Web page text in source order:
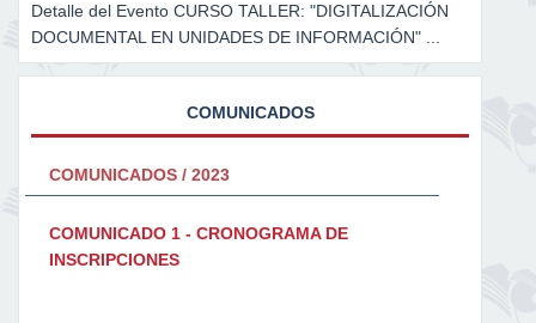
Detalle del Evento CURSO TALLER: "DIGITALIZACIÓN
DOCUMENTAL EN UNIDADES DE INFORMACIÓN" ...
COMUNICADOS
COMUNICADOS / 2023
COMUNICADO 1 - CRONOGRAMA DE
INSCRIPCIONES